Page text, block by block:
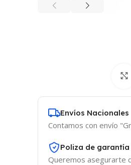
Envíos Nacionales
Contamos con envío
Poliza de garantía
Queremos asegurarte